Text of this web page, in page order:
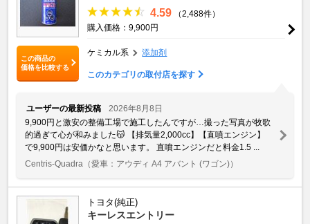
この商品の
価格を比較する
4.59
（2,488件）
購入価格：9,900円
ケミカル系 添加剤
このカテゴリの取付店を探す
ユーザーの最新投稿
2026年8月8日
9,900円と激安の整備工場で施工したんですが…撮った写真が牧歌
的過ぎて心が和みました😽 【排気量2,000cc】【直噴エンジン】
で9,900円は安価かなと思います。 直噴エンジンだと料金1.5 ...
Centris-Quadra （愛車：アウディ A4 アバント (ワゴン)）
トヨタ(純正)
キーレスエントリー